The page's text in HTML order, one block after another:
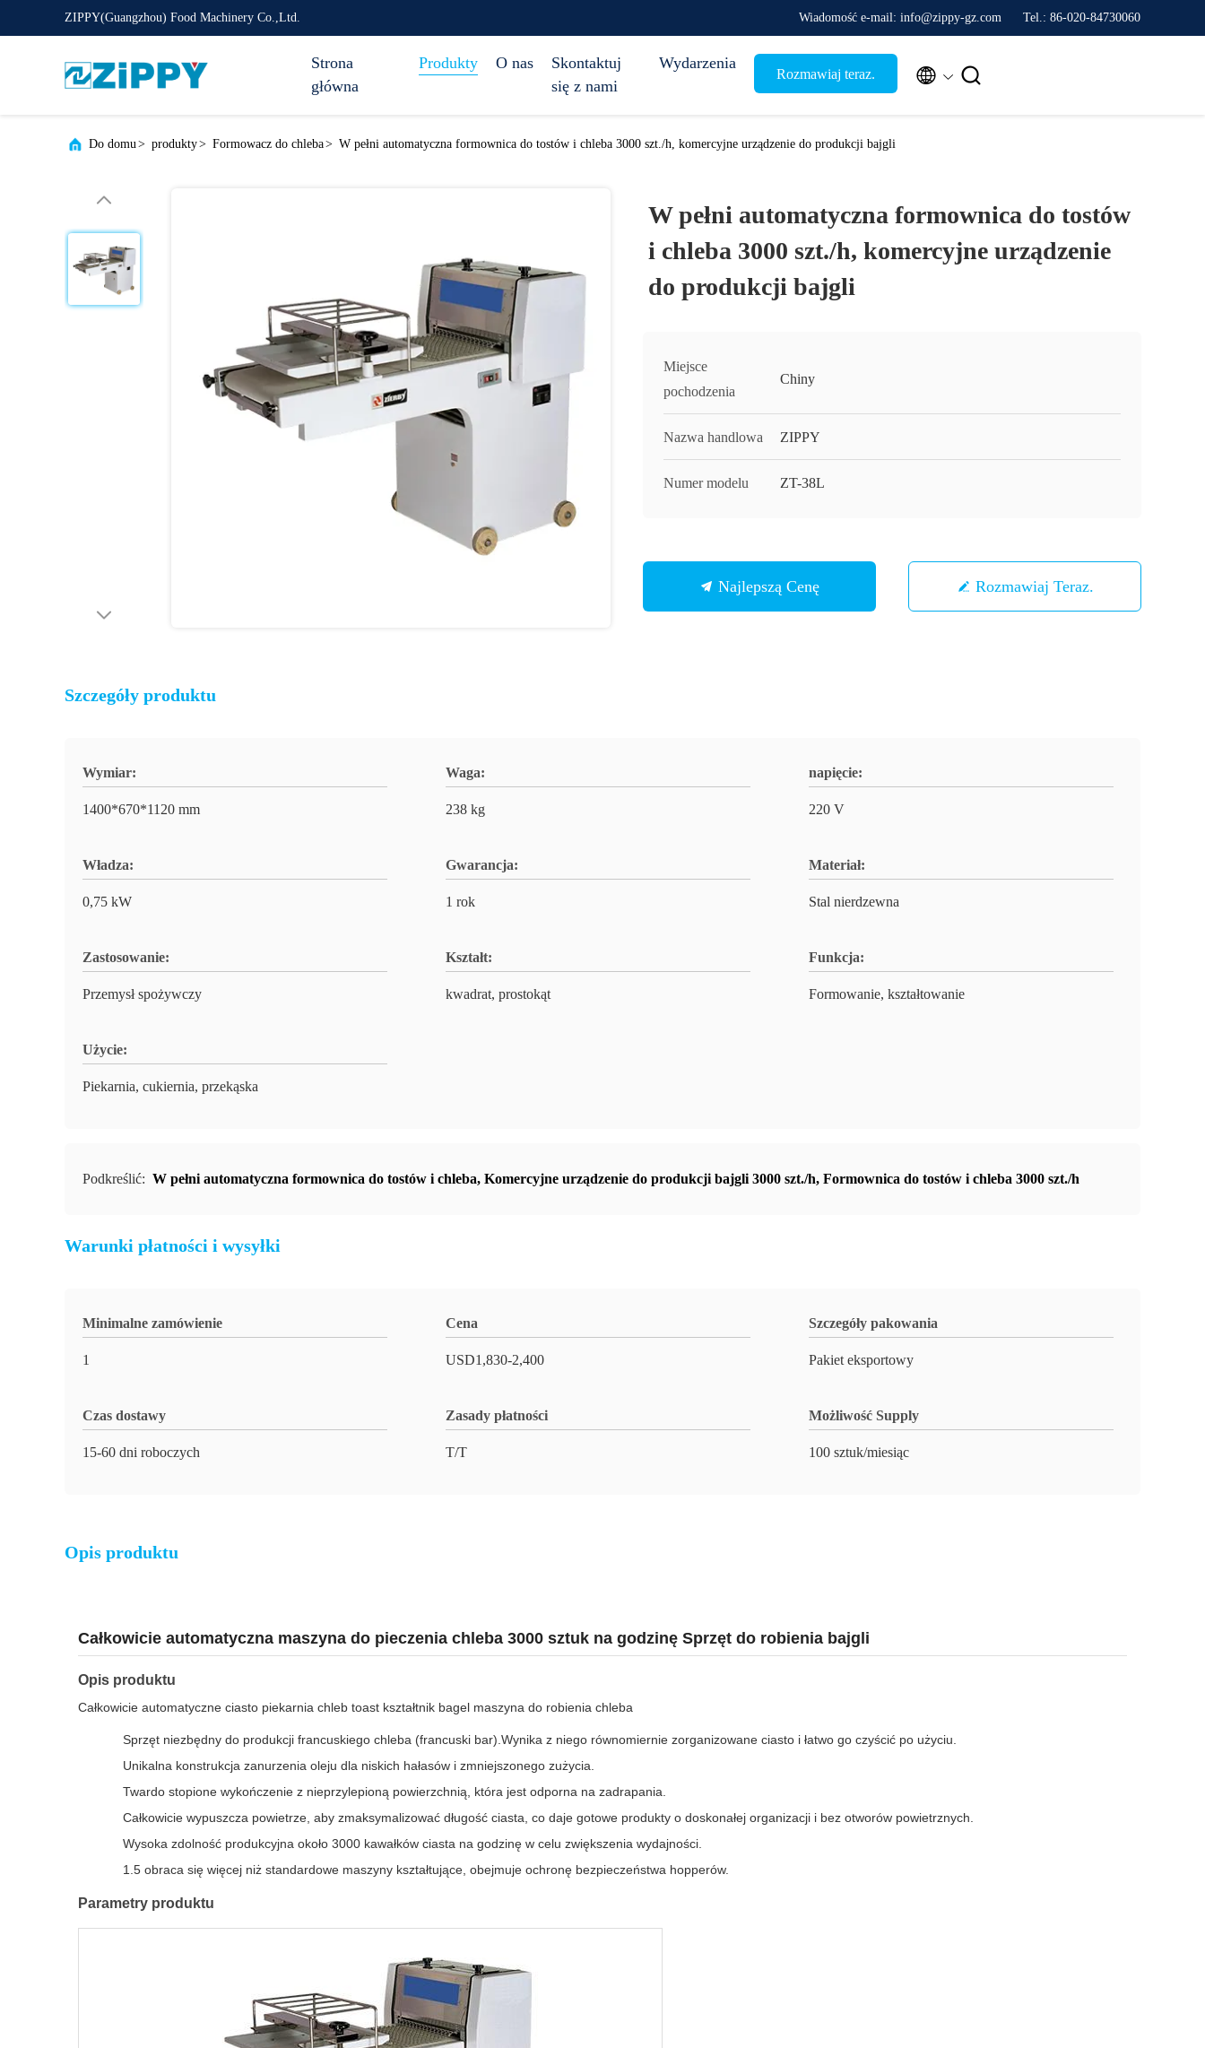
ZIPPY(Guangzhou) Food Machinery Co.,Ltd. Wiadomość e-mail: info@zippy-gz.com Tel.: 86-020-84730060
Strona
główna
Produkty O nas
Skontaktuj
się z nami
Wydarzenia
Rozmawiaj teraz.  
Do domu> produkty> Formowacz do chleba> W pełni automatyczna formownica do tostów i chleba 3000 szt./h, komercyjne urządzenie do produkcji bajgli
W pełni automatyczna formownica do tostów
i chleba 3000 szt./h, komercyjne urządzenie
do produkcji bajgli
Miejsce
pochodzenia
Chiny
Nazwa handlowa ZIPPY
Numer modelu ZT-38L
Najlepszą Cenę Rozmawiaj Teraz.
Szczegóły produktu
Wymiar:
1400*670*1120 mm
Waga:
238 kg
napięcie:
220 V
Władza:
0,75 kW
Gwarancja:
1 rok
Materiał:
Stal nierdzewna
Zastosowanie:
Przemysł spożywczy
Kształt:
kwadrat, prostokąt
Funkcja:
Formowanie, kształtowanie
Użycie:
Piekarnia, cukiernia, przekąska
Podkreślić: W pełni automatyczna formownica do tostów i chleba, Komercyjne urządzenie do produkcji bajgli 3000 szt./h, Formownica do tostów i chleba 3000 szt./h
Warunki płatności i wysyłki
Minimalne zamówienie
1
Cena
USD1,830-2,400
Szczegóły pakowania
Pakiet eksportowy
Czas dostawy
15-60 dni roboczych
Zasady płatności
T/T
Możliwość Supply
100 sztuk/miesiąc
Opis produktu
Całkowicie automatyczna maszyna do pieczenia chleba 3000 sztuk na godzinę Sprzęt do robienia bajgli
Opis produktu
Całkowicie automatyczne ciasto piekarnia chleb toast kształtnik bagel maszyna do robienia chleba
Sprzęt niezbędny do produkcji francuskiego chleba (francuski bar).Wynika z niego równomiernie zorganizowane ciasto i łatwo go czyścić po użyciu.
Unikalna konstrukcja zanurzenia oleju dla niskich hałasów i zmniejszonego zużycia.
Twardo stopione wykończenie z nieprzylepioną powierzchnią, która jest odporna na zadrapania.
Całkowicie wypuszcza powietrze, aby zmaksymalizować długość ciasta, co daje gotowe produkty o doskonałej organizacji i bez otworów powietrznych.
Wysoka zdolność produkcyjna około 3000 kawałków ciasta na godzinę w celu zwiększenia wydajności.
1.5 obraca się więcej niż standardowe maszyny kształtujące, obejmuje ochronę bezpieczeństwa hopperów.
Parametry produktu